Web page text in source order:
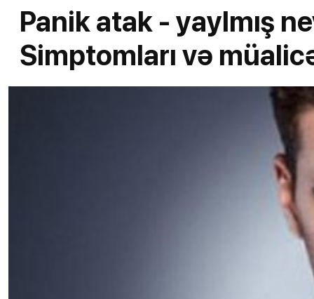
Panik atak - yaylmış
Simptomları və